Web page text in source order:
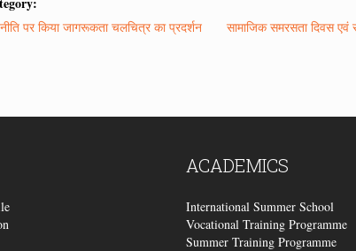
नीति पर किया जागरूकता चलचित्र का प्रदर्शन सामाजिक समरसता दिवस
ACADEMICS
International Summer School
Vocational Training Programme
Summer Training Programme